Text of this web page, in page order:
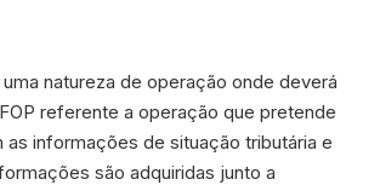
natureza de operação onde deverá
referente a operação que pretende
informações de situação tributária e
são adquiridas junto a